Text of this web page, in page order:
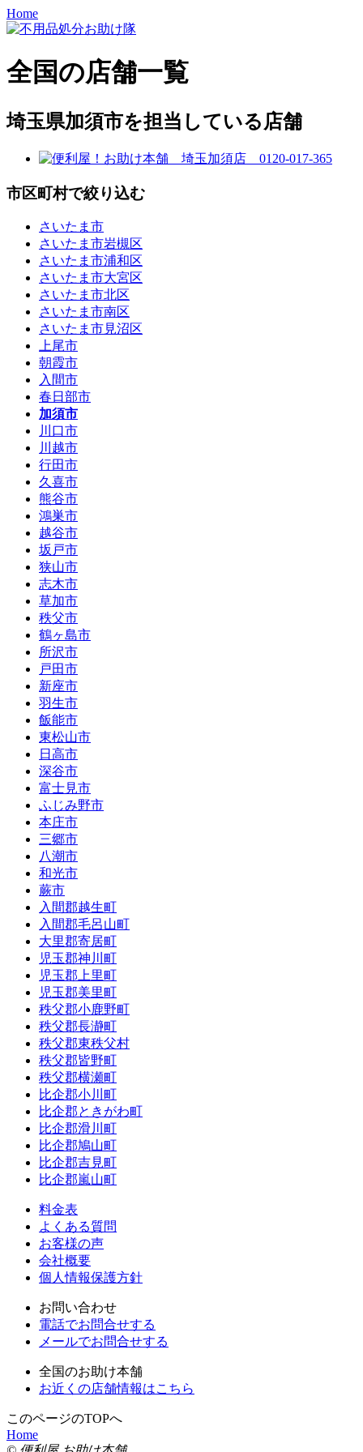
Home
全国の店舗一覧
埼玉県加須市を担当している店舗
市区町村で絞り込む
さいたま市
さいたま市岩槻区
さいたま市浦和区
さいたま市大宮区
さいたま市北区
さいたま市南区
さいたま市見沼区
上尾市
朝霞市
入間市
春日部市
加須市
川口市
川越市
行田市
久喜市
熊谷市
鴻巣市
越谷市
坂戸市
狭山市
志木市
草加市
秩父市
鶴ヶ島市
所沢市
戸田市
新座市
羽生市
飯能市
東松山市
日高市
深谷市
富士見市
ふじみ野市
本庄市
三郷市
八潮市
和光市
蕨市
入間郡越生町
入間郡毛呂山町
大里郡寄居町
児玉郡神川町
児玉郡上里町
児玉郡美里町
秩父郡小鹿野町
秩父郡長瀞町
秩父郡東秩父村
秩父郡皆野町
秩父郡横瀬町
比企郡小川町
比企郡ときがわ町
比企郡滑川町
比企郡鳩山町
比企郡吉見町
比企郡嵐山町
料金表
よくある質問
お客様の声
会社概要
個人情報保護方針
お問い合わせ
電話でお問合せする
メールでお問合せする
全国のお助け本舗
お近くの店舗情報はこちら
このページのTOPへ
Home